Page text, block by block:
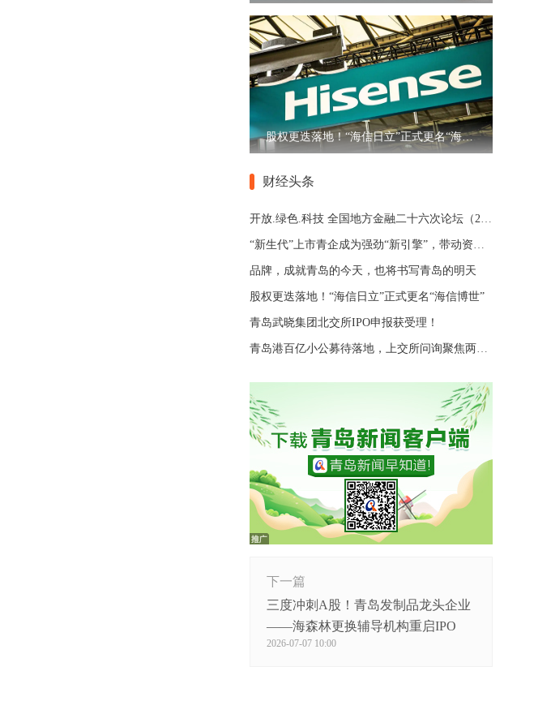
股权更迭落地！“海信日立”正式更名“海信博世”
财经头条
开放.绿色.科技 全国地方金融二十六次论坛（2022）年会在青岛西海岸新区举办
“新生代”上市青企成为强劲“新引擎”，带动资本市场“青岛军团”发展
品牌，成就青岛的今天，也将书写青岛的明天
股权更迭落地！“海信日立”正式更名“海信博世”
青岛武晓集团北交所IPO申报获受理！
青岛港百亿小公募待落地，上交所问询聚焦两大核心风险点
下一篇
三度冲刺A股！青岛发制品龙头企业
——海森林更换辅导机构重启IPO
2026-07-07 10:00